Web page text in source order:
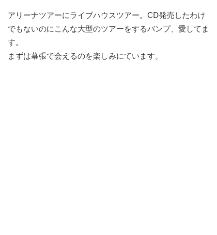
アリーナツアーにライブハウスツアー。CD発売したわけ
でもないのにこんな大型のツアーをするバンプ、愛してま
す。
まずは幕張で会えるのを楽しみにています。